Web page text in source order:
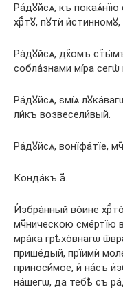
Ра́дꙋйсѧ, къ
хрⷭ҇тꙋ̀, пꙋтѝ и҆́стинномꙋ,
Ра́дꙋйсѧ, дх҃омъ
собла́знами мі́ра
Ра́дꙋйсѧ, ѕмі́ѧ
ли́къ возвесели́вый.
Ра́дꙋйсѧ, вонїфа́тїе,
Конда́къ а҃.
И҆збра́нный во́ине
мч҃ническою сме́ртїю
мра́ка грѣхо́внагѡ
прише́дый, прїимѝ
приноси́мое, и҆ на́съ
на́шегѡ, да тебѣ̀ съ